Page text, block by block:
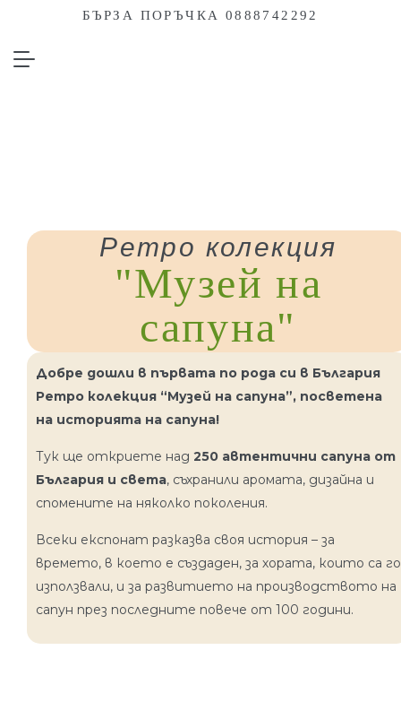
БЪРЗА ПОРЪЧКА 0888742292
Ретро колекция
"Музей на
сапуна"
Добре дошли в първата по рода си в България
Ретро колекция “Музей на сапуна”, посветена
на историята на сапуна!
Тук ще откриете над 250 автентични сапуна от
България и света, съхранили аромата, дизайна и
спомените на няколко поколения.
Всеки експонат разказва своя история – за
времето, в което е създаден, за хората, които са го
използвали, и за развитието на производството на
сапун през последните повече от 100 години.